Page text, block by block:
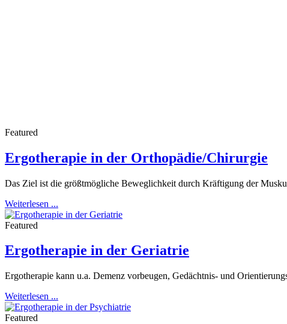
Featured
Ergotherapie in der Orthopädie/Chirurgie
Das Ziel ist die größtmögliche Beweglichkeit durch Kräftigung der
Weiterlesen ...
Featured
Ergotherapie in der Geriatrie
Ergotherapie kann u.a. Demenz vorbeugen, Gedächtnis- und
Weiterlesen ...
Featured